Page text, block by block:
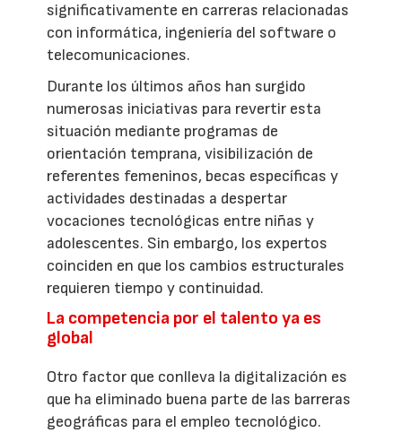
significativamente en carreras relacionadas
con informática, ingeniería del software o
telecomunicaciones.
Durante los últimos años han surgido
numerosas iniciativas para revertir esta
situación mediante programas de
orientación temprana, visibilización de
referentes femeninos, becas específicas y
actividades destinadas a despertar
vocaciones tecnológicas entre niñas y
adolescentes. Sin embargo, los expertos
coinciden en que los cambios estructurales
requieren tiempo y continuidad.
La competencia por el talento ya es
global
Otro factor que conlleva la digitalización es
que ha eliminado buena parte de las barreras
geográficas para el empleo tecnológico.